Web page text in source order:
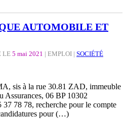
AUTOMOBILE ET
LE 5 mai 2021 | EMPLOI | SOCIÉTÉ
sis à la rue 30.81 ZAD, immeuble
Assurances, 06 BP 10302
78 78, recherche pour le compte
pour (…)